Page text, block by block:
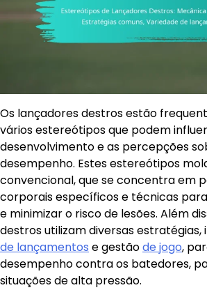
Os lançadores destros estão
vários estereótipos que podem
desenvolvimento e as percepções
desempenho. Estes estereótipos
convencional, que se concentra em
corporais específicos e técnicas
e minimizar o risco de lesões. Além
destros utilizam diversas estratégias,
de lançamentos e gestãode jogo,
desempenho contra os batedores,
situações de alta pressão.